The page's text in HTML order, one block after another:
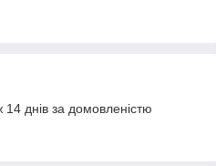
днів за домовленістю